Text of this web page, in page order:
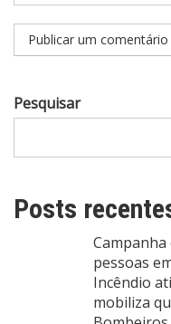
Pesquisar
Posts
pessoas
Incêndio
mobiliza